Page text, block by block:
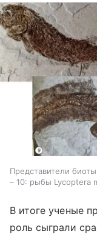
Представители
– 10: рыбы Lycoptera
В итоге ученые
роль сыграли